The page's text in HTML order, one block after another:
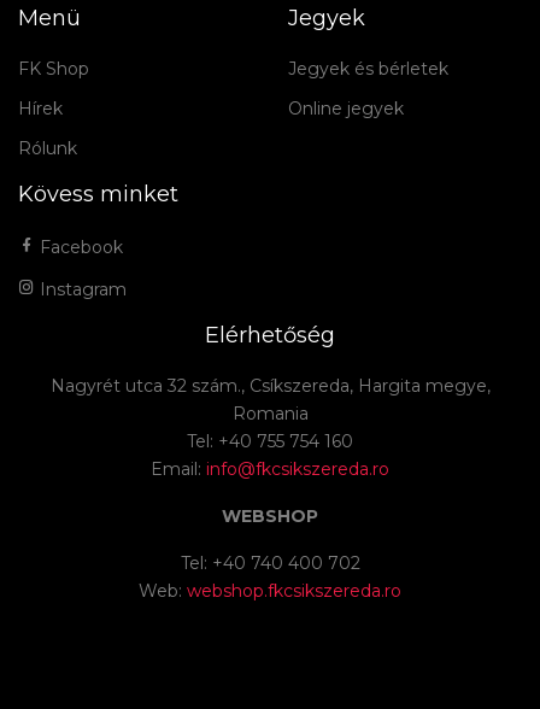
Menü
FK Shop
Hírek
Rólunk
Jegyek
Jegyek és bérletek
Online jegyek
Kövess minket
Facebook
Instagram
Elérhetőség
Nagyrét utca 32 szám., Csíkszereda, Hargita megye,
Romania
Tel: +40 755 754 160
Email: info@fkcsikszereda.ro
WEBSHOP
Tel: +40 740 400 702
Web: webshop.fkcsikszereda.ro